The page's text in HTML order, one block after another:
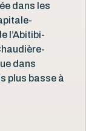
dans les
l’Abitibi-
dans
plus basse à